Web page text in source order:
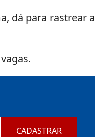
dá para rastrear a
CADASTRAR